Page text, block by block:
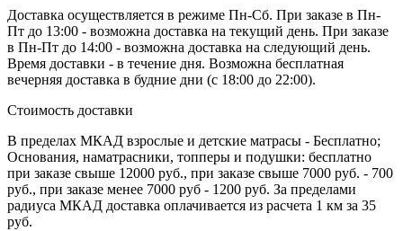
Доставка осуществляется в режиме Пн-Сб. При заказе в Пн-
Пт до 13:00 - возможна доставка на текущий день. При заказе
в Пн-Пт до 14:00 - возможна доставка на следующий день.
Время доставки - в течение дня. Возможна бесплатная
вечерняя доставка в будние дни (с 18:00 до 22:00).
Стоимость доставки
В пределах МКАД взрослые и детские матрасы - Бесплатно;
Основания, наматрасники, топперы и подушки: бесплатно
при заказе свыше 12000 руб., при заказе свыше 7000 руб. - 700
руб., при заказе менее 7000 руб - 1200 руб. За пределами
радиуса МКАД доставка оплачивается из расчета 1 км за 35
руб.